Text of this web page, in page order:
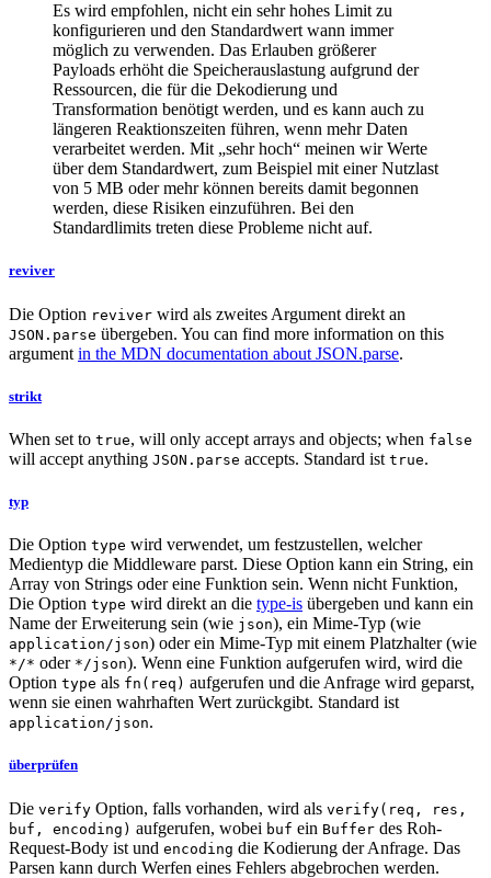
Es wird empfohlen, nicht ein sehr hohes Limit zu
konfigurieren und den Standardwert wann immer
möglich zu verwenden. Das Erlauben größerer
Payloads erhöht die Speicherauslastung aufgrund der
Ressourcen, die für die Dekodierung und
Transformation benötigt werden, und es kann auch zu
längeren Reaktionszeiten führen, wenn mehr Daten
verarbeitet werden. Mit „sehr hoch“ meinen wir Werte
über dem Standardwert, zum Beispiel mit einer Nutzlast
von 5 MB oder mehr können bereits damit begonnen
werden, diese Risiken einzuführen. Bei den
Standardlimits treten diese Probleme nicht auf.
reviver
Die Option reviver wird als zweites Argument direkt an
JSON.parse übergeben. You can find more information on this
argument in the MDN documentation about JSON.parse.
strikt
When set to true, will only accept arrays and objects; when false
will accept anything JSON.parse accepts. Standard ist true.
typ
Die Option type wird verwendet, um festzustellen, welcher
Medientyp die Middleware parst. Diese Option kann ein String, ein
Array von Strings oder eine Funktion sein. Wenn nicht Funktion,
Die Option type wird direkt an die type-is übergeben und kann ein
Name der Erweiterung sein (wie json), ein Mime-Typ (wie
application/json) oder ein Mime-Typ mit einem Platzhalter (wie
*/* oder */json). Wenn eine Funktion aufgerufen wird, wird die
Option type als fn(req) aufgerufen und die Anfrage wird geparst,
wenn sie einen wahrhaften Wert zurückgibt. Standard ist
application/json.
überprüfen
Die verify Option, falls vorhanden, wird als verify(req, res,
buf, encoding) aufgerufen, wobei buf ein Buffer des Roh-
Request-Body ist und encoding die Kodierung der Anfrage. Das
Parsen kann durch Werfen eines Fehlers abgebrochen werden.